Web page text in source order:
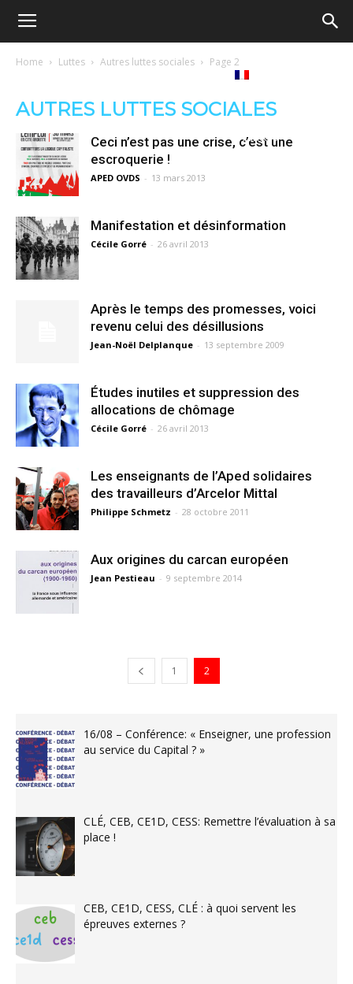
Ecole
–
Democratische
school
Français
Home Luttes Autres luttes sociales Page 2
AUTRES LUTTES SOCIALES
Ceci n’est pas une crise, c’est une
escroquerie !
APED OVDS - 13 mars 2013
Manifestation et désinformation
Cécile Gorré - 26 avril 2013
Après le temps des promesses, voici
revenu celui des désillusions
Jean-Noël Delplanque - 13 septembre 2009
Études inutiles et suppression des
allocations de chômage
Cécile Gorré - 26 avril 2013
Les enseignants de l’Aped solidaires
des travailleurs d’Arcelor Mittal
Philippe Schmetz - 28 octobre 2011
Aux origines du carcan européen
Jean Pestieau - 9 septembre 2014
1 2
16/08 – Conférence: « Enseigner, une profession
au service du Capital ? »
CLÉ, CEB, CE1D, CESS: Remettre l’évaluation à sa
place !
CEB, CE1D, CESS, CLÉ : à quoi servent les
épreuves externes ?